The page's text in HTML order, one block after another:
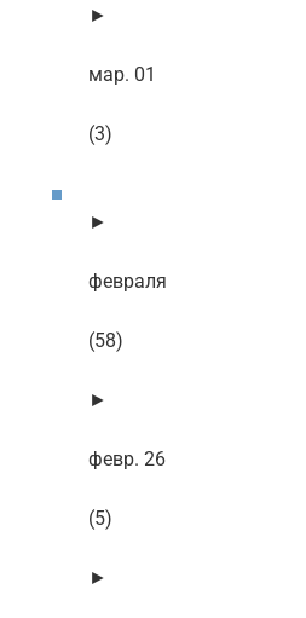
►
мар. 01
(3)
►
февраля
(58)
►
февр. 26
(5)
►